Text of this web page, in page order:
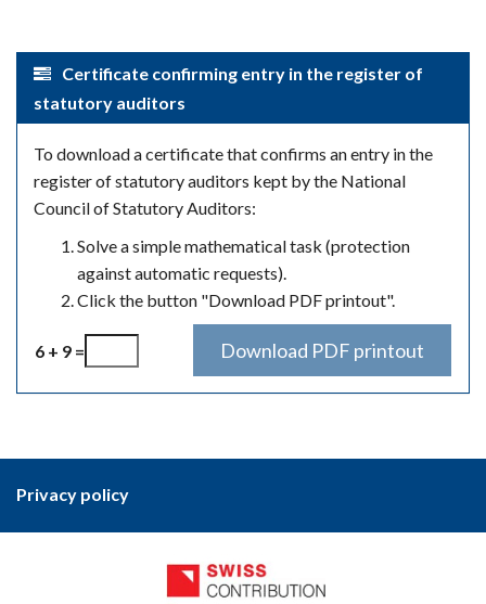
Certificate confirming entry in the register of
statutory auditors
To download a certificate that confirms an entry in the
register of statutory auditors kept by the National
Council of Statutory Auditors:
Solve a simple mathematical task (protection
against automatic requests).
Click the button "Download PDF printout".
6 + 9 =
Privacy policy